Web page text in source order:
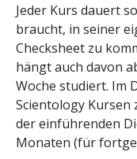
Jeder Kurs dauert
braucht, in seiner
Checksheet zu
hängt auch davon
Woche studiert. Im
Scientology Kursen
der einführenden
Monaten (für